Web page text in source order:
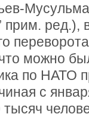
ред.),
можно
по НАТО
с